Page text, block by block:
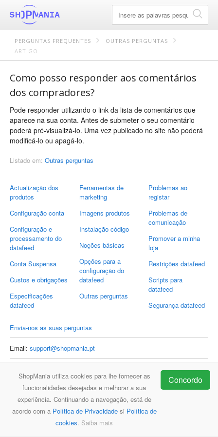
PERGUNTAS FREQUENTES
OUTRAS PERGUNTAS
ARTIGO
Actualização dos
produtos
Configuração conta
Configuração e
processamento do
datafeed
Conta Suspensa
Custos e obrigações
Especificações
datafeed
Ferramentas de
marketing
Imagens produtos
Instalação código
Noções básicas
Opções para a
configuração do
datafeed
Outras perguntas
Problemas ao
registar
Problemas de
comunicação
Promover a minha
loja
Restrições datafeed
Scripts para
datafeed
Segurança datafeed
Como posso responder aos comentários
dos compradores?
Pode responder utilizando o link da lista de comentários que
aparece na sua conta. Antes de submeter o seu comentário
poderá pré-visualizá-lo. Uma vez publicado no site não poderá
modificá-lo ou apagá-lo.
Listado em: Outras perguntas
Envia-nos as suas perguntas
Email: support@shopmania.pt
ShopMania FAQ Contacto
ShopMania utiliza cookies para lhe fornecer as
funcionalidades desejadas e melhorar a sua
experiência. Continuando a navegação, está de
acordo com a Política de Privacidadesi Política de
cookies. Saiba mais
Concordo